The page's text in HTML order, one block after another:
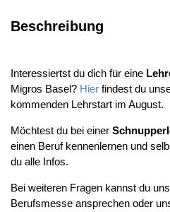
Beschreibung
Interessiertst du dich für eine
Migros Basel? Hier findest du
kommenden Lehrstart im August.
Möchtest du bei einer
einen Beruf kennenlernen und
du alle Infos.
Bei weiteren Fragen kannst du
Berufsmesse ansprechen oder